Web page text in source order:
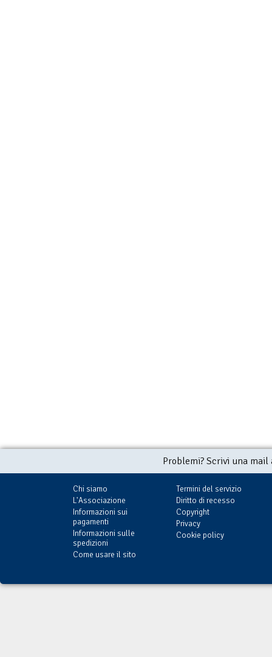
Problemi? Scrivi una
Chi siamo
L'Associazione
Informazioni sui
pagamenti
Informazioni sulle
spedizioni
Come usare il sito
Termini del servizio
Diritto di recesso
Copyright
Privacy
Cookie policy